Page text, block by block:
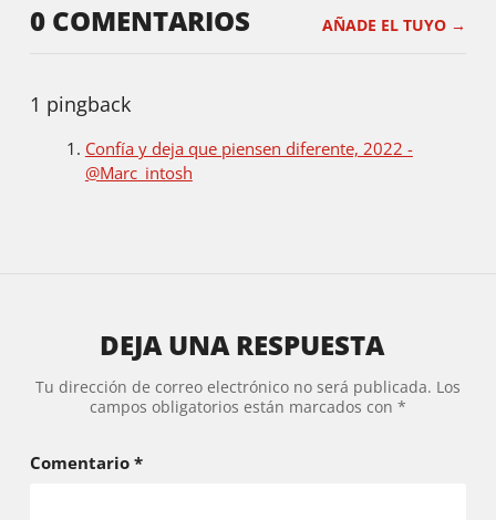
0 COMENTARIOS AÑADE EL TUYO →
1 pingback
Confía y deja que piensen diferente, 2022 -
@Marc_intosh
DEJA UNA RESPUESTA
Tu dirección de correo electrónico no será publicada. Los
campos obligatorios están marcados con *
Comentario *